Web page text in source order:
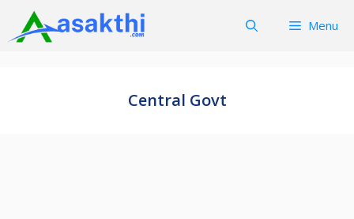
content
Menu
Central Govt